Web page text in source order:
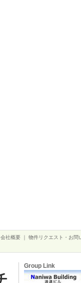
会社概要 物件リクエスト・お問
Group Link